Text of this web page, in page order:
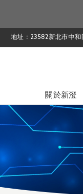
地址：23582新北市中
關於新澄